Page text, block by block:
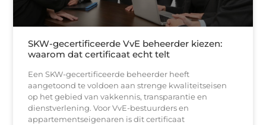
SKW-gecertificeerde VvE beheerder kiezen:
waarom dat certificaat echt telt
Een SKW-gecertificeerde beheerder heeft
aangetoond te voldoen aan strenge kwaliteitseisen
op het gebied van vakkennis, transparantie en
dienstverlening. Voor VvE-bestuurders en
appartementseigenaren is dit certificaat